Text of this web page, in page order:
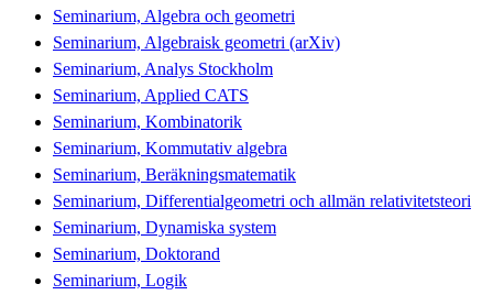
Seminarium, Algebra och geometri
Seminarium, Algebraisk geometri (arXiv)
Seminarium, Analys Stockholm
Seminarium, Applied CATS
Seminarium, Kombinatorik
Seminarium, Kommutativ algebra
Seminarium, Beräkningsmatematik
Seminarium, Differentialgeometri och allmän relativitetsteori
Seminarium, Dynamiska system
Seminarium, Doktorand
Seminarium, Logik